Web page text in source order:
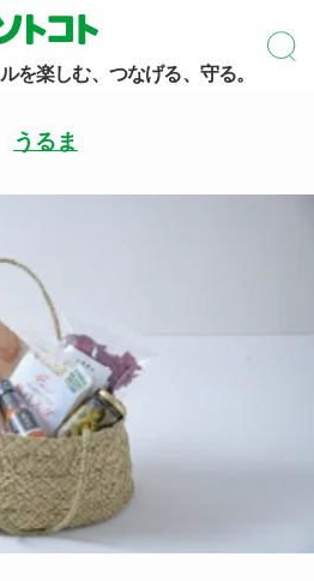
を楽しむ、つなげる、守る。
うるま